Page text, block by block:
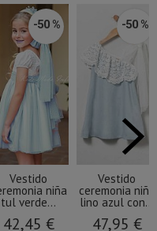
-50 %
Vestido
niña
tul verde...
42,45 €
-50 %
Vestido
ceremonia niña
lino azul con...
47,95 €